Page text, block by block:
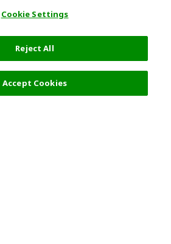
Cookie Settings
Reject All
Accept Cookies